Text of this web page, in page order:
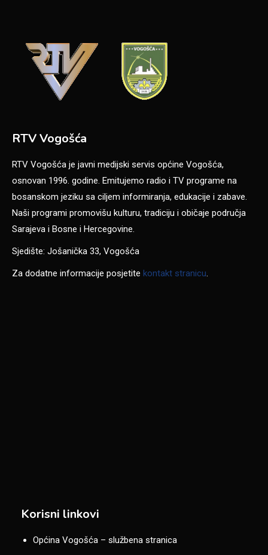
RTV Vogošća
RTV Vogošća je javni medijski servis općine Vogošća,
osnovan 1996. godine. Emitujemo radio i TV programe na
bosanskom jeziku sa ciljem informiranja, edukacije i zabave.
Naši programi promovišu kulturu, tradiciju i običaje područja
Sarajeva i Bosne i Hercegovine.
Sjedište: Jošanička 33, Vogošća
Za dodatne informacije posjetite kontakt stranicu
Korisni linkovi
Općina Vogošća – službena stranica